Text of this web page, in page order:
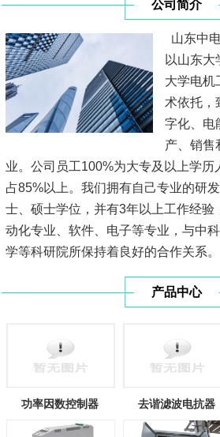
公司简介
山东中
以山东
大学电机
术依托，
字化、电
产、销售
业。公司员工100%为大专及以上学历
占85%以上。我们拥有自己专业的研
士、硕士学位，并有3年以上工作经验
动化专业、软件、电子等专业，与中
学等科研院所保持着良好的合作关系
多种监控系统，形成了全套专家解决
产品中心
功率因数控制器 去谐滤波电抗器